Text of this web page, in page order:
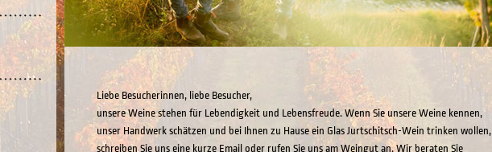
Liebe Besucherinnen, liebe Besucher,
unsere Weine stehen für Lebendigkeit und Lebensfreude. Wenn Sie unsere Weine kennen,
unser Handwerk schätzen und bei Ihnen zu Hause ein Glas Jurtschitsch-Wein trinken wollen,
schreiben Sie uns eine kurze Email oder rufen Sie uns am Weingut an. Wir beraten Sie